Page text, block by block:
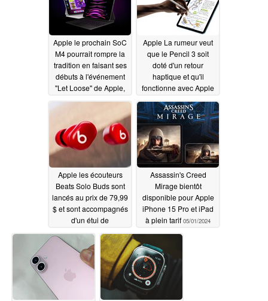
Apple le prochain SoC
M4 pourrait rompre la
tradition en faisant ses
débuts à l'événement
"Let Loose" de Apple,
six mois seulement
prédécesseur
05/01/2024
Apple La rumeur veut
que le Pencil 3 soit
doté d'un retour
haptique et qu'il
fonctionne avec Apple
Vision Pro05/01/2024
Apple les écouteurs
Beats Solo Buds sont
lancés au prix de 79,99
$ et sont accompagnés
d'un étui de
chargement compact et
transparent
05/01/2024
Assassin's Creed
Mirage bientôt
disponible pour Apple
iPhone 15 Pro et iPad
à plein tarif 05/01/2024